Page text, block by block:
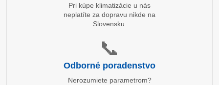
Pri kúpe klimatizácie u nás
neplatíte za dopravu nikde na
Slovensku.
📞
Odborné poradenstvo
Nerozumiete parametrom?